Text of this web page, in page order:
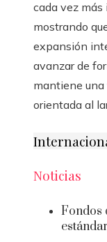
cada vez
mostrando
expansión
avanzar de
mantiene
orientada al
Noticias
Fondos